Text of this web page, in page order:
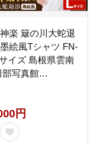
楽 簸の川大蛇退
絵風Tシャツ FN-
イズ 島根県雲南
部写真館
円